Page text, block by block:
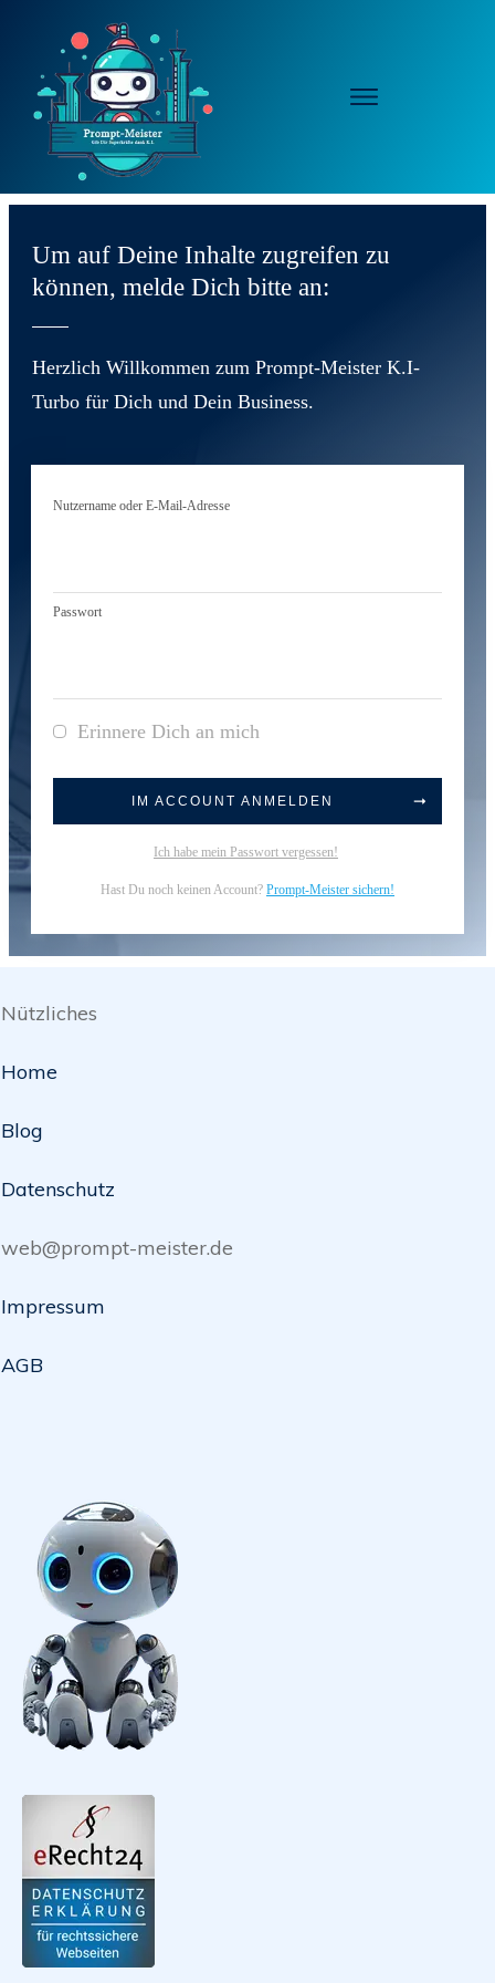
Um auf Deine Inhalte zugreifen zu
können, melde Dich bitte an:
Herzlich Willkommen zum Prompt-Meister K.I-
Turbo für Dich und Dein Business.
Nutzername oder E-Mail-Adresse
Passwort
Erinnere Dich an mich
IM ACCOUNT ANMELDEN
Ich habe mein Passwort vergessen!
Hast Du noch keinen Account? Prompt-Meister sichern!
Nützliches
Home
Blog
Datenschutz
web@prompt-meister.de
Impressum
AGB